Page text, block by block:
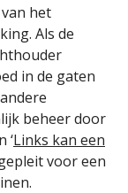
het
Als de
in de gaten
beheer door
‘Links kan een
voor een